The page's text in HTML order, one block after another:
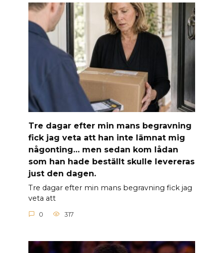
Tre dagar efter min mans begravning
fick jag veta att han inte lämnat mig
någonting… men sedan kom lådan
som han hade beställt skulle levereras
just den dagen.
Tre dagar efter min mans begravning fick jag
veta att
0 317